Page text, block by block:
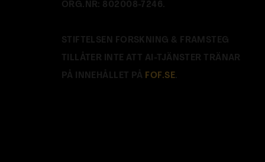
ORG.NR: 802008-7246.
STIFTELSEN FORSKNING & FRAMSTEG
TILLÅTER INTE ATT AI-TJÄNSTER TRÄNAR
PÅ INNEHÅLLET PÅ FOF.SE.